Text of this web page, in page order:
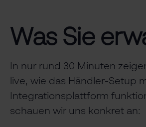
Was Sie
In nur rund 30 Minuten
live, wie das Händler-Setup
Integrationsplattform
schauen wir uns konkret an: